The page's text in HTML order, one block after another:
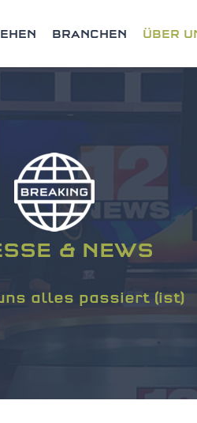
BRANCHEN ÜBER
& NEWS
alles passiert (ist)